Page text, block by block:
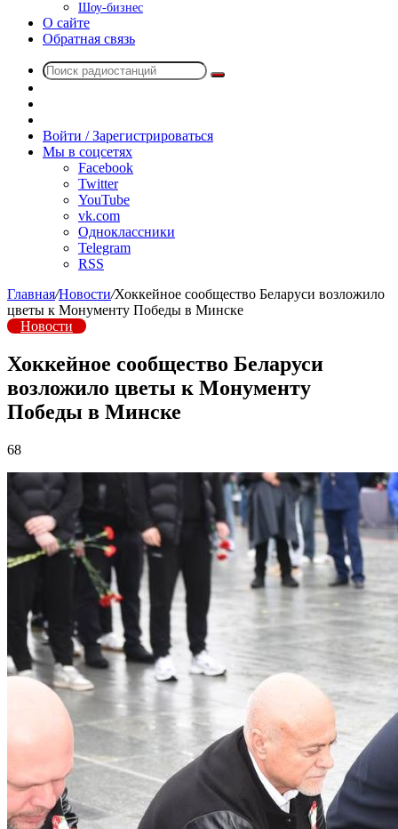
Шоу-бизнес
О сайте
Обратная связь
Поиск
радио
Войти / Зарегистрироваться
Мы в соцсетях
Facebook
Twitter
YouTube
vk.com
Одноклассники
Telegram
RSS
Главная/Новости/Хоккейное сообщество Беларуси возложило
цветы к Монументу Победы в Минске
Новости
Хоккейное сообщество Беларуси
возложило цветы к Монументу
Победы в Минске
68